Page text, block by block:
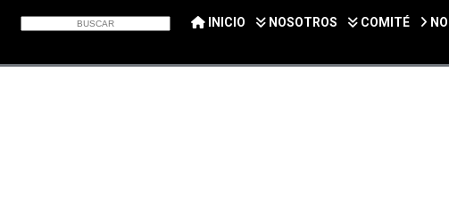
INICIO NOSOTROS COMITÉ